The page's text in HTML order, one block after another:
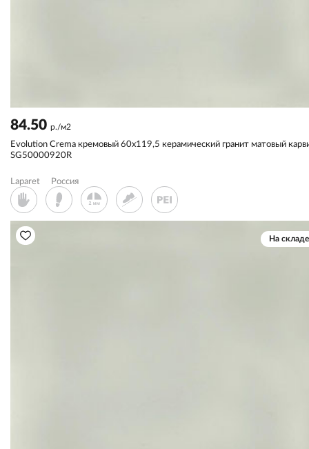
84.50 р./м2
Evolution Crema кремовый 60x119,5 керамический гранит матовый
SG50000920R
Laparet Россия
На складе